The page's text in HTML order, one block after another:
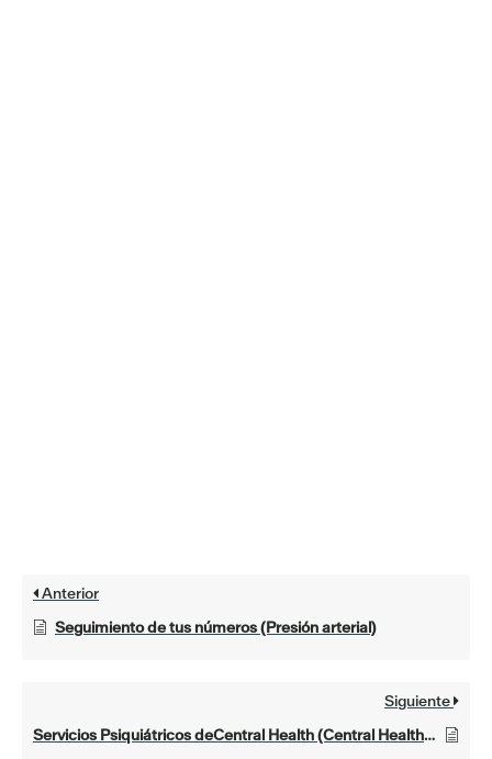
Anterior
Seguimiento de tus números (Presión arterial)
Siguiente
Servicios Psiquiátricos deCentral Health (Central Health Servicios Psiquiátricos)